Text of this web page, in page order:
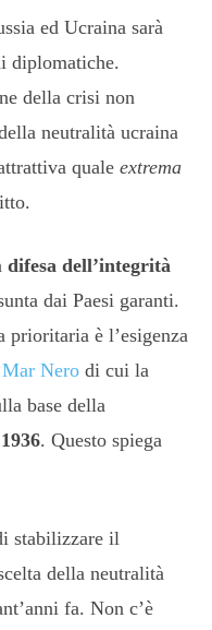
ed Ucraina sarà
diplomatiche.
della crisi non
neutralità ucraina
quale extrema
difesa dell’integrità
dai Paesi garanti.
è l’esigenza
Nero di cui la
base della
. Questo spiega
stabilizzare il
della neutralità
fa. Non c’è